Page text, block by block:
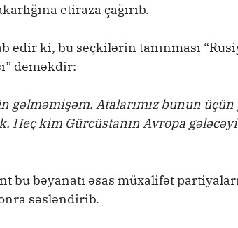
etiraza çağırıb.
edir ki, bu seçkilərin tanınması
deməkdir:
gəlməmişəm. Atalarımız bunun üçün
Heç kim Gürcüstanın Avropa
bu bəyanatı əsas müxalifət
səsləndirib.